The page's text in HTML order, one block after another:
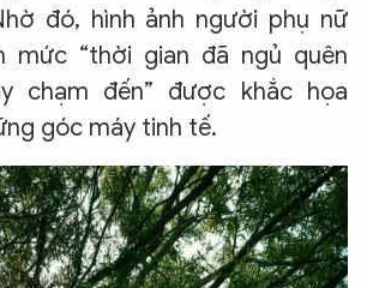
đó, hình ảnh người phụ nữ
mức “thời gian đã ngủ quên
chạm đến” được khắc họa
góc máy tinh tế.